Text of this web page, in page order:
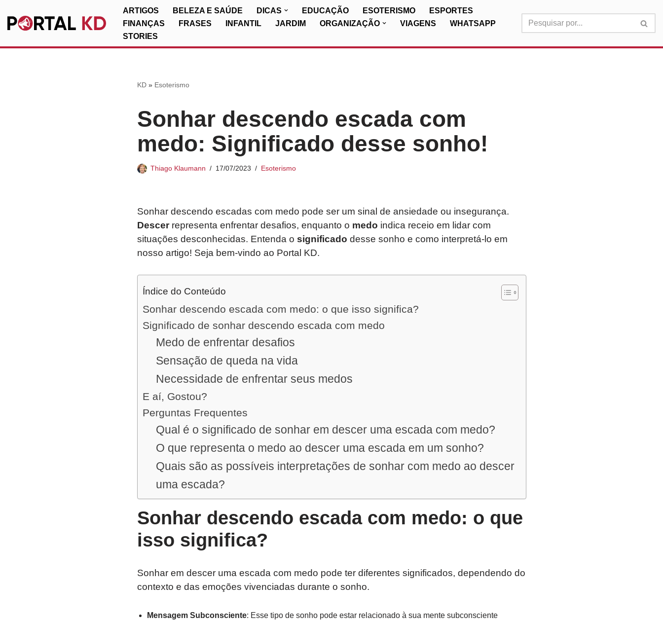
Pular
ARTIGOS BELEZA E SAÚDE DICAS EDUCAÇÃO ESOTERISMO
ESPORTES
FINANÇAS
FRASES INFANTIL JARDIM ORGANIZAÇÃO VIAGENS
WHATSAPP
STORIES
KD» Esoterismo
Sonhar descendo escada com
medo: Significado desse sonho!
Thiago Klaumann 17/07/2023 Esoterismo
Sonhar descendo escadas com medo pode ser um sinal de ansiedade ou insegurança.
Descerrepresenta enfrentar desafios, enquanto o medo indica receio em lidar com
situações desconhecidas. Entenda o significado desse sonho e como interpretá-lo em
nosso artigo! Seja bem-vindo ao Portal KD.
Índice do Conteúdo
Sonhar descendo escada com medo: o que isso significa?
Significado de sonhar descendo escada com medo
Medo de enfrentar desafios
Sensação de queda na vida
Necessidade de enfrentar seus medos
E aí, Gostou?
Perguntas Frequentes
Qual é o significado de sonhar em descer uma escada com medo?
O que representa o medo ao descer uma escada em um sonho?
Quais são as possíveis interpretações de sonhar com medo ao descer
uma escada?
Sonhar descendo escada com medo: o que
isso significa?
Sonhar em descer uma escada com medo pode ter diferentes significados, dependendo do
contexto e das emoções vivenciadas durante o sonho.
Mensagem Subconsciente: Esse tipo de sonho pode estar relacionado à sua mente subconsciente